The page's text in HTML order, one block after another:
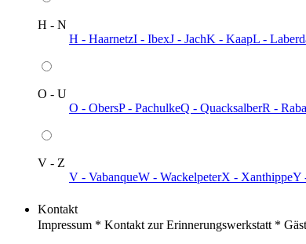
H - N
H - HaarnetzI - IbexJ - JachK - KaapL -
O - U
O - ObersP - PachulkeQ - QuacksalberR -
V - Z
V - VabanqueW - WackelpeterX - XanthippeY
Kontakt
Impressum * Kontakt zur Erinnerungswerkstatt *